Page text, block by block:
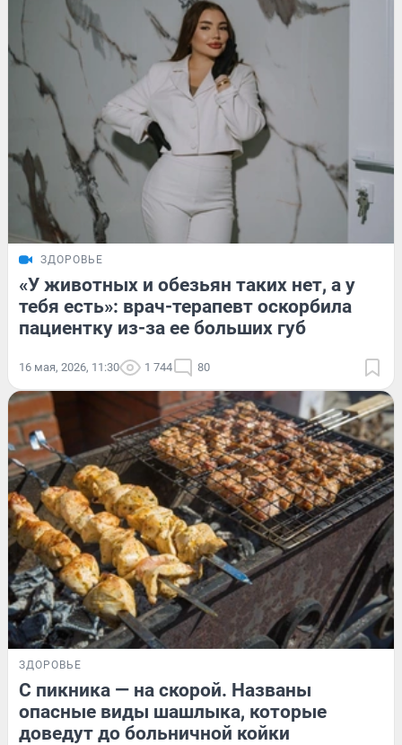
ЗДОРОВЬЕ
«У животных и обезьян таких нет, а у
тебя есть»: врач-терапевт оскорбила
пациентку из-за ее больших губ
16 мая, 2026, 11:30 1 744 80
ЗДОРОВЬЕ
С пикника — на скорой. Названы
опасные виды шашлыка, которые
доведут до больничной койки